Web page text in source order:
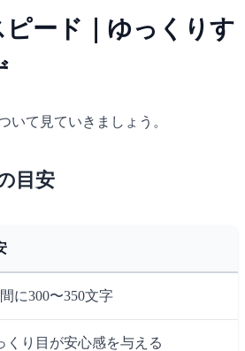
ード｜ゆっくりす
いて見ていきましょう。
目安
に300〜350文字
くり目が安心感を与える